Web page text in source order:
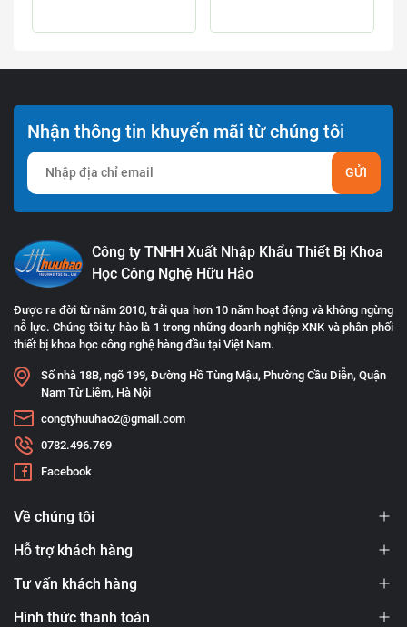
Nhận thông tin khuyến mãi từ chúng tôi
GỬI
Công ty TNHH Xuất Nhập Khẩu Thiết Bị Khoa
Học Công Nghệ Hữu Hảo
Được ra đời từ năm 2010, trải qua hơn 10 năm hoạt động và không ngừng
nỗ lực. Chúng tôi tự hào là 1 trong những doanh nghiệp XNK và phân phối
thiết bị khoa học công nghệ hàng đầu tại Việt Nam.
Số nhà 18B, ngõ 199, Đường Hồ Tùng Mậu, Phường Cầu Diễn, Quận
Nam Từ Liêm, Hà Nội
congtyhuuhao2@gmail.com
0782.496.769
Facebook
Về chúng tôi
Hỗ trợ khách hàng
Tư vấn khách hàng
Hình thức thanh toán